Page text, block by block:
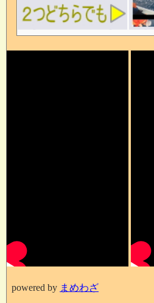
powered by まめわざ